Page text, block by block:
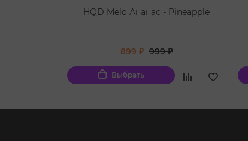
HQD Melo Ананас - Pineapple
899 ₽ 999 ₽
Выбрать